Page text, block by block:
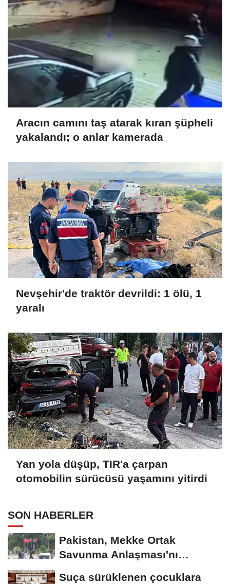
Aracın camını taş atarak kıran şüpheli
yakalandı; o anlar kamerada
Nevşehir'de traktör devrildi: 1 ölü, 1
yaralı
Yan yola düşüp, TIR'a çarpan
otomobilin sürücüsü yaşamını yitirdi
SON HABERLER
Pakistan, Mekke Ortak
Savunma Anlaşması'nı
Suça sürüklenen çocuklara